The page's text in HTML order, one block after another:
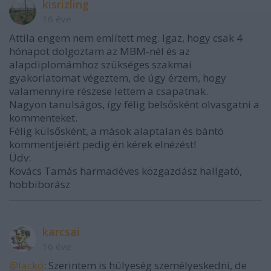
kisrizling
Attila engem nem említett meg. Igaz, hogy csak 4
hónapot dolgoztam az MBM-nél és az
alapdiplomámhoz szükséges szakmai
gyakorlatomat végeztem, de úgy érzem, hogy
valamennyire részese lettem a csapatnak.
Nagyon tanulságos, így félig belsősként olvasgatni a
kommenteket.
Félig külsősként, a mások alaptalan és bántó
kommentjeiért pedig én kérek elnézést!
Üdv:
Kovács Tamás harmadéves közgazdász hallgató,
hobbiborász
karcsai
@lackó: Szerintem is hülyeség személyeskedni, de